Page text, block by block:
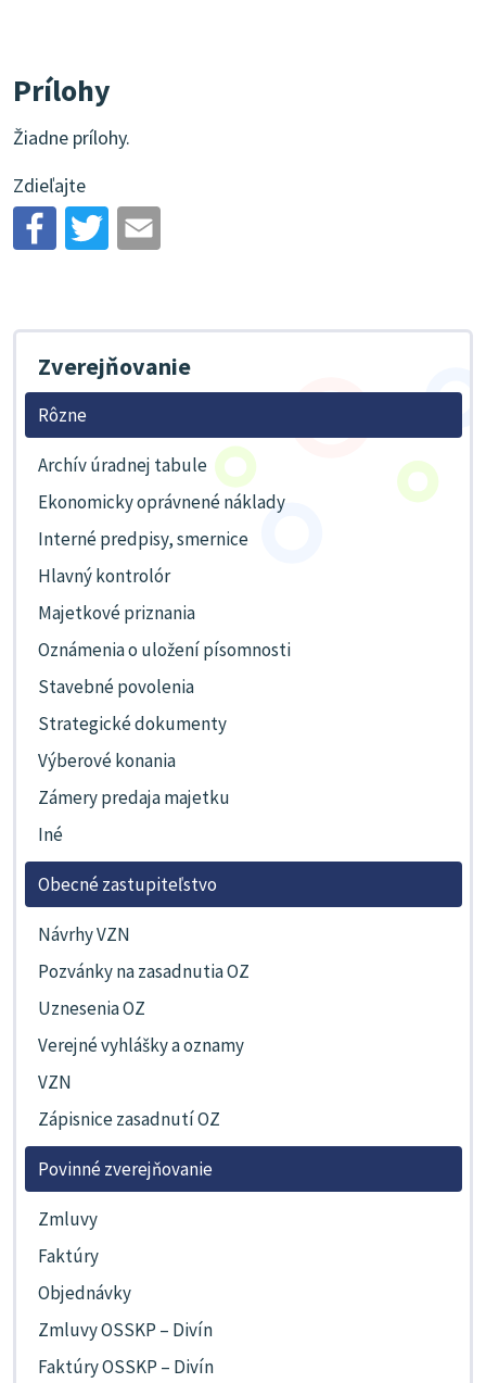
Prílohy
Žiadne prílohy.
Zdieľajte
Zverejňovanie
Rôzne
Archív úradnej tabule
Ekonomicky oprávnené náklady
Interné predpisy, smernice
Hlavný kontrolór
Majetkové priznania
Oznámenia o uložení písomnosti
Stavebné povolenia
Strategické dokumenty
Výberové konania
Zámery predaja majetku
Iné
Obecné zastupiteľstvo
Návrhy VZN
Pozvánky na zasadnutia OZ
Uznesenia OZ
Verejné vyhlášky a oznamy
VZN
Zápisnice zasadnutí OZ
Povinné zverejňovanie
Zmluvy
Faktúry
Objednávky
Zmluvy OSSKP – Divín
Faktúry OSSKP – Divín